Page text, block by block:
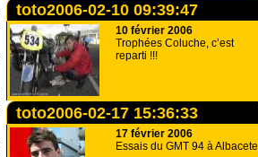
toto2006-02-10 09:39:47
10 février 2006
Trophées Coluche, c’est
reparti !!!
toto2006-02-17 15:36:33
17 février 2006
Essais du GMT 94 à Albacete